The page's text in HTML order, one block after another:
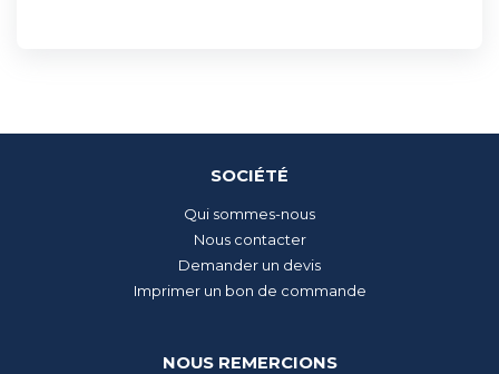
SOCIÉTÉ
Qui sommes-nous
Nous contacter
Demander un devis
Imprimer un bon de commande
NOUS REMERCIONS